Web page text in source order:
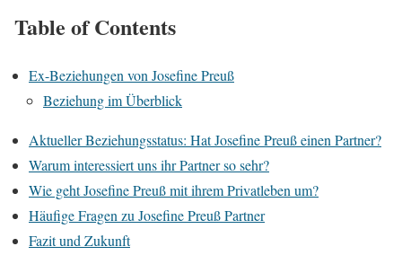
Table of Contents
Ex-Beziehungen von Josefine Preuß
Beziehung im Überblick
Aktueller Beziehungsstatus: Hat Josefine Preuß einen Partner?
Warum interessiert uns ihr Partner so sehr?
Wie geht Josefine Preuß mit ihrem Privatleben um?
Häufige Fragen zu Josefine Preuß Partner
Fazit und Zukunft